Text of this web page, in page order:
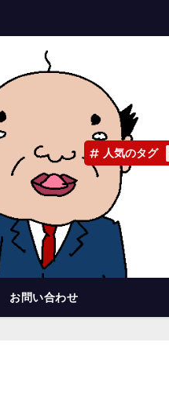
人気のタグ
お問い合わせ